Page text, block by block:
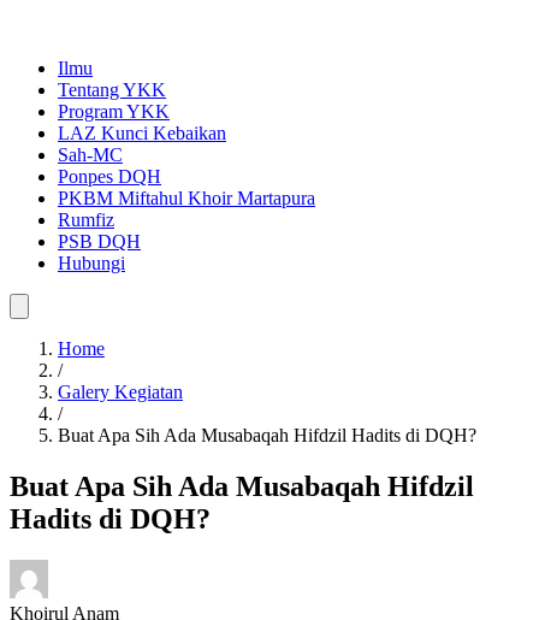
Ilmu
Tentang YKK
Program YKK
LAZ Kunci Kebaikan
Sah-MC
Ponpes DQH
PKBM Miftahul Khoir Martapura
Rumfiz
PSB DQH
Home
/
Galery Kegiatan
/
Buat Apa Sih Ada Musabaqah Hifdzil
Hadits di DQH?